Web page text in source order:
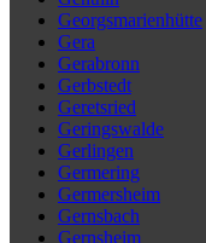
Georgsmarienhütte
Gera
Gerabronn
Gerbstedt
Geretsried
Geringswalde
Gerlingen
Germering
Germersheim
Gernsbach
Gernsheim